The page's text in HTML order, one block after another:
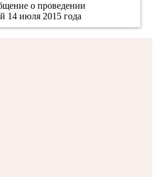
о проведении
14 июля 2015 года